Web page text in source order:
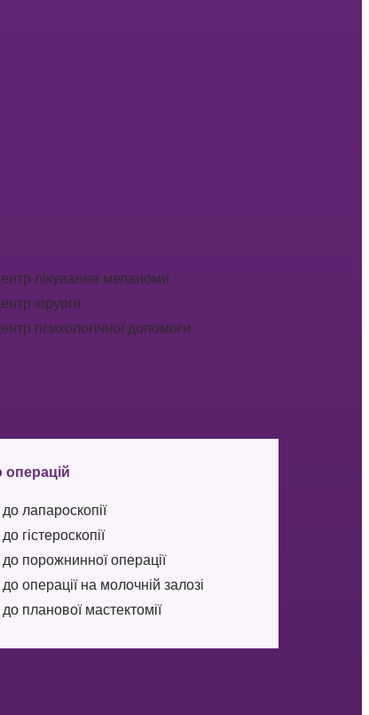
лікування меланоми
хірургії
психологічної допомоги
операцій
лапароскопії
гістероскопії
до порожнинної операції
операції на молочній залозі
до планової мастектомії